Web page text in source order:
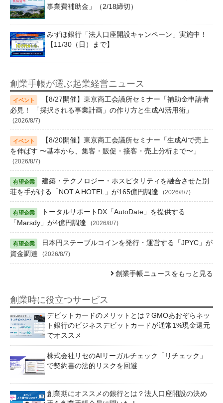
事業費補助金」（2/18締切）
みずほ銀行「法人口座開設キャンペーン」実施中！
【11/30（日）まで】
創業手帳が選ぶ起業経営ニュース
【8/27開催】東京商工会議所セミナー「補助金申請者
必見！ 「採択される事業計画」の作り方と生成AI活用術」
(2026/8/7)
【8/20開催】東京商工会議所セミナー「生成AIで売上
を伸ばす 〜基本から、集客・販促・接客・売上分析まで〜」
(2026/8/7)
建築・テクノロジー・ホスピタリティを融合させた別
荘を手がける「NOT A HOTEL」が165億円調達
(2026/8/7)
トータルサポートDX「AutoDate」を提供する
「Marsdy」が4億円調達
(2026/8/7)
日本円ステーブルコインを発行・運営する「JPYC」が
資金調達
(2026/8/7)
創業手帳ニュースをもっと見る
創業時に役立つサービス
デビットカードのメリットとは？GMOあおぞらネッ
ト銀行のビジネスデビットカードが通常1%現金還元
でオススメ
株式会社リセのAIリーガルチェック「リチェック」
で契約書の法的リスクを回避
創業期にオススメの銀行とは？法人口座開設の決め